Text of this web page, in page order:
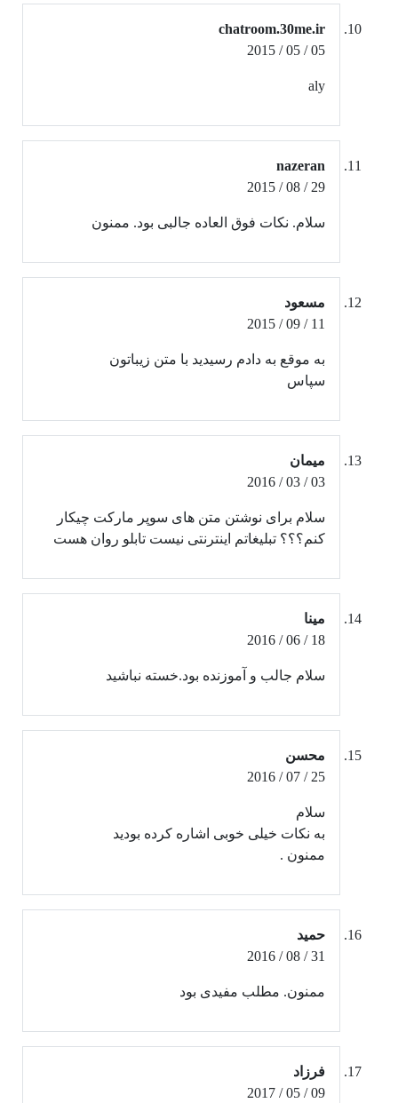
chatroom.30me.ir
05 / 05 / 2015
aly
nazeran
29 / 08 / 2015
سلام. نکات فوق العاده جالبی بود. ممنون
مسعود
11 / 09 / 2015
به موقع به دادم رسیدید با متن زیباتون
سپاس
میمان
03 / 03 / 2016
سلام برای نوشتن متن های سوپر مارکت چیکار
کنم؟؟؟ تبلیغاتم اینترنتی نیست تابلو روان هست
مینا
18 / 06 / 2016
سلام جالب و آموزنده بود.خسته نباشید
محسن
25 / 07 / 2016
سلام
به نکات خیلی خوبی اشاره کرده بودید
ممنون .
حمید
31 / 08 / 2016
ممنون. مطلب مفیدی بود
فرزاد
09 / 05 / 2017